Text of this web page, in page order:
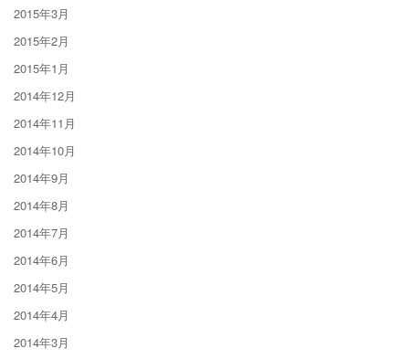
2015年3月
2015年2月
2015年1月
2014年12月
2014年11月
2014年10月
2014年9月
2014年8月
2014年7月
2014年6月
2014年5月
2014年4月
2014年3月